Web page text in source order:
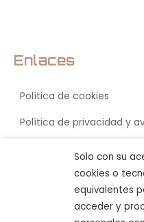
Enlaces
Política de cookies
Política de privacidad y
Solo con su
cookies o
equivalentes
acceder y